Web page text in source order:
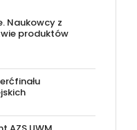
Naukowcy z
produktów